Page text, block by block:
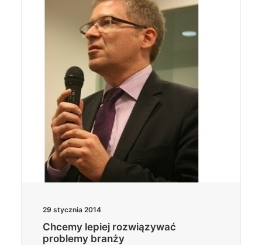
29 stycznia 2014
Chcemy lepiej rozwiązywać
problemy branży